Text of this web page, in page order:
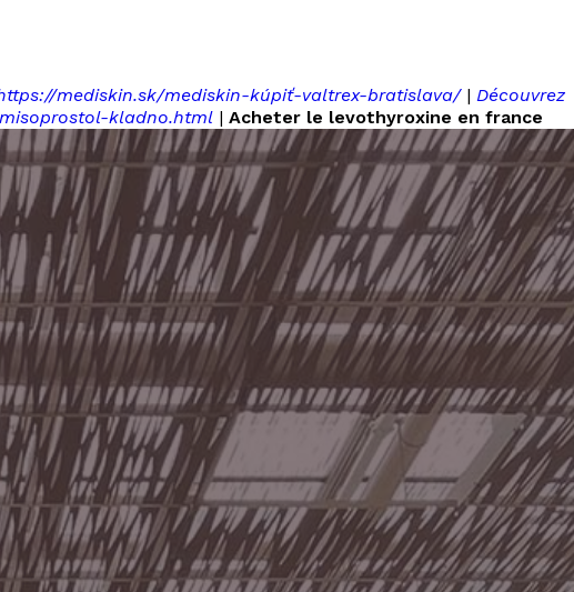
mediskin.sk/mediskin-kúpiť-valtrex-bratislava/| Découvrez
kladno.html | Acheter le levothyroxine en france